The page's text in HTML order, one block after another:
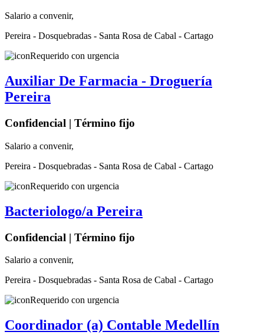
Salario a convenir,
Pereira - Dosquebradas - Santa Rosa de Cabal - Cartago
Requerido con urgencia
Auxiliar De Farmacia - Droguería
Pereira
Confidencial | Término fijo
Salario a convenir,
Pereira - Dosquebradas - Santa Rosa de Cabal - Cartago
Requerido con urgencia
Bacteriologo/a Pereira
Confidencial | Término fijo
Salario a convenir,
Pereira - Dosquebradas - Santa Rosa de Cabal - Cartago
Requerido con urgencia
Coordinador (a) Contable Medellín